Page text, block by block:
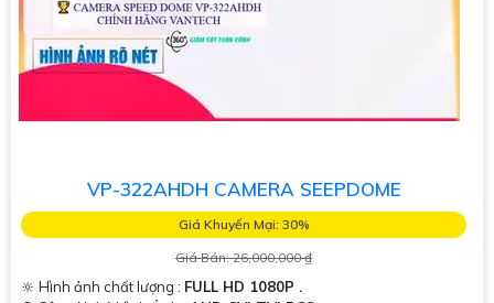
VP-322AHDH CAMERA SEEPDOME
Giá Khuyến Mại: 30%
Giá Bán: 26,000,000 ₫
🔆 Hình ảnh chất lượng : FULL HD 1080P .